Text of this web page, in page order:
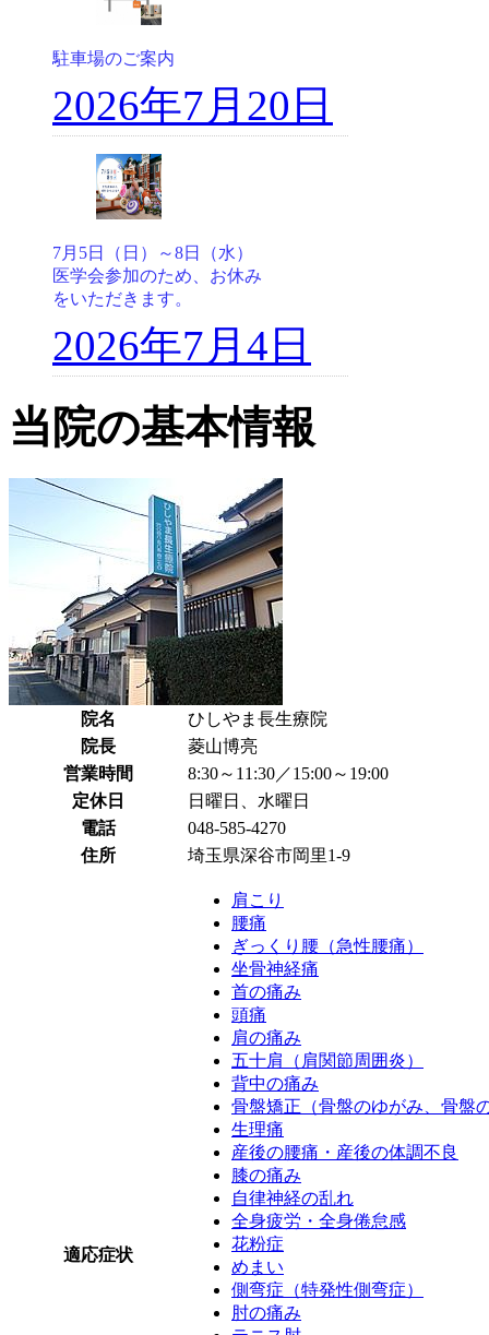
駐車場のご案内
2026年7月20日
7月5日（日）～8日（水）
医学会参加のため、お休み
をいただきます。
2026年7月4日
当院の基本情報
院名
ひしやま長生療院
院長
菱山博亮
営業時間
8:30～11:30／15:00～19:00
定休日
日曜日、水曜日
電話
048-585-4270
住所
埼玉県深谷市岡里1-9
適応症状
肩こり
腰痛
ぎっくり腰（急性腰痛）
坐骨神経痛
首の痛み
頭痛
肩の痛み
五十肩（肩関節周囲炎）
背中の痛み
骨盤矯正（骨盤のゆがみ、骨盤
生理痛
産後の腰痛・産後の体調不良
膝の痛み
自律神経の乱れ
全身疲労・全身倦怠感
花粉症
めまい
側弯症（特発性側弯症）
肘の痛み